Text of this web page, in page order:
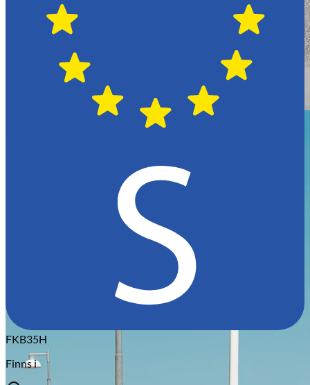
FKB35H
Finns i